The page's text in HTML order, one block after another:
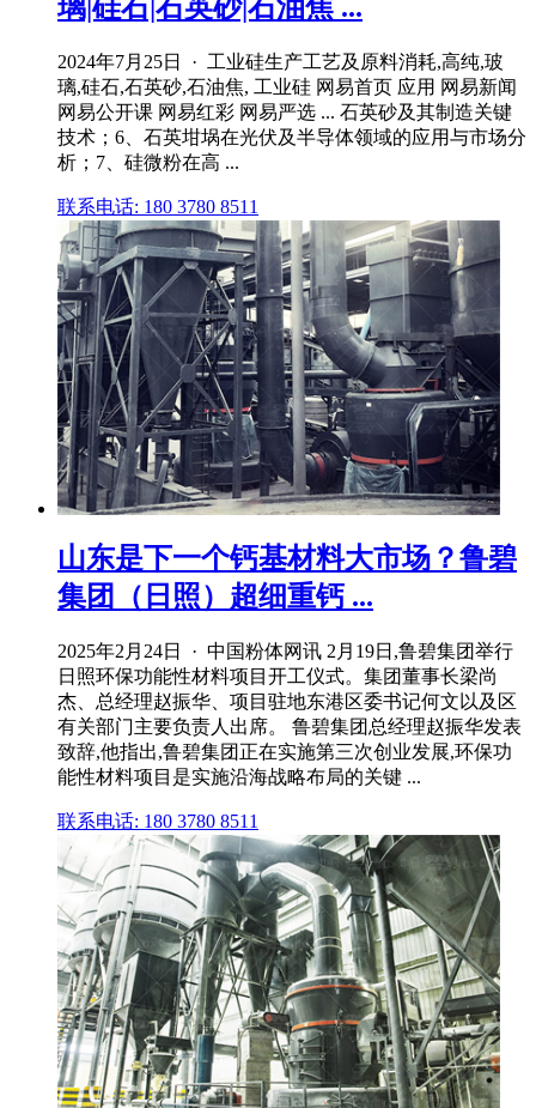
璃|硅石|石英砂|石油焦 ...
2024年7月25日 · 工业硅生产工艺及原料消耗,高纯,玻
璃,硅石,石英砂,石油焦, 工业硅 网易首页 应用 网易新闻
网易公开课 网易红彩 网易严选 ... 石英砂及其制造关键
技术；6、石英坩埚在光伏及半导体领域的应用与市场分
析；7、硅微粉在高 ...
联系电话: 180 3780 8511
山东是下一个钙基材料大市场？鲁碧
集团（日照）超细重钙 ...
2025年2月24日 · 中国粉体网讯 2月19日,鲁碧集团举行
日照环保功能性材料项目开工仪式。集团董事长梁尚
杰、总经理赵振华、项目驻地东港区委书记何文以及区
有关部门主要负责人出席。 鲁碧集团总经理赵振华发表
致辞,他指出,鲁碧集团正在实施第三次创业发展,环保功
能性材料项目是实施沿海战略布局的关键 ...
联系电话: 180 3780 8511